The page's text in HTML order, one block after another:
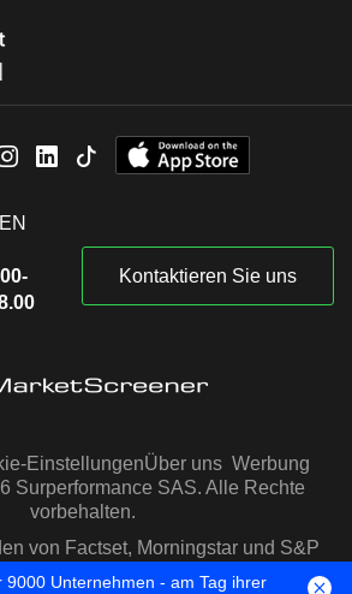
Kontaktieren Sie uns
EinstellungenÜber uns Werbung
Surperformance SAS. Alle Rechte
vorbehalten.
von Factset, Morningstar und S&P
IQ zur Verfügung gestellt
9000 Unternehmen - am Tag ihrer